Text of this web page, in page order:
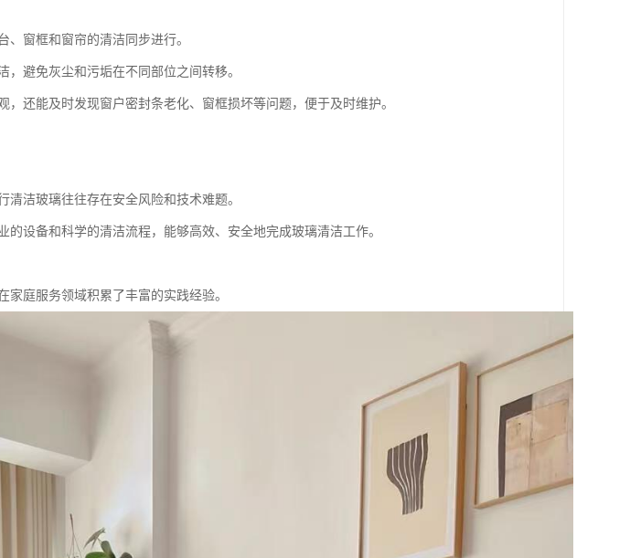
窗框和窗帘的清洁同步进行。
避免灰尘和污垢在不同部位之间转移。
还能及时发现窗户密封条老化、窗框损坏等问题，便于及时维护。
洁玻璃往往存在安全风险和技术难题。
设备和科学的清洁流程，能够高效、安全地完成玻璃清洁工作。
庭服务领域积累了丰富的实践经验。